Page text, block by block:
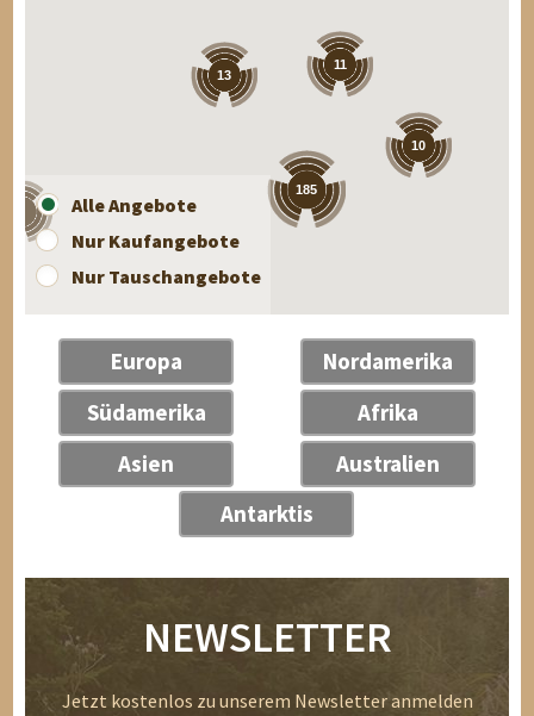
185
10
13
11
Alle Angebote
Nur Kaufangebote
Nur Tauschangebote
Europa
Nordamerika
Südamerika
Afrika
Asien
Australien
Antarktis
NEWSLETTER
Jetzt kostenlos zu unserem Newsletter anmelden